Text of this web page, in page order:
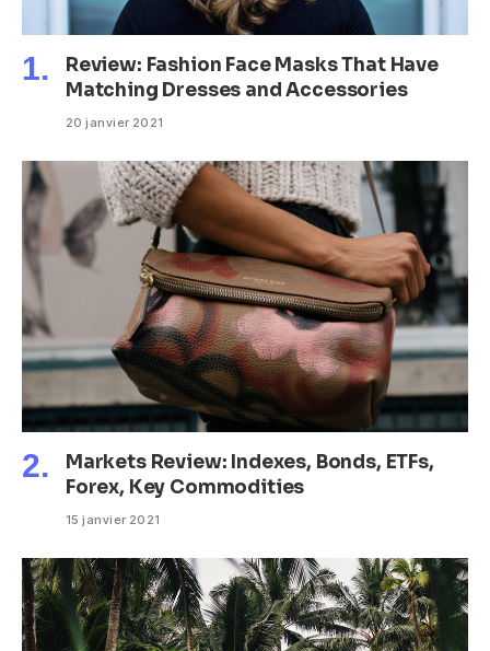
Review: Fashion Face Masks That Have
Matching Dresses and Accessories
20 janvier 2021
Markets Review: Indexes, Bonds, ETFs,
Forex, Key Commodities
15 janvier 2021